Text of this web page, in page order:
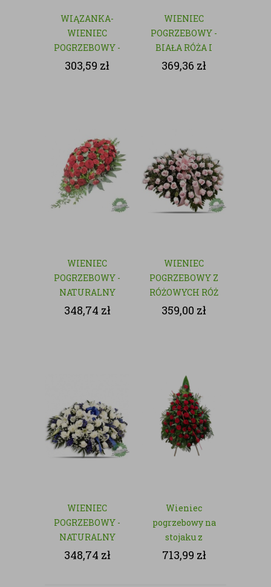
WIĄZANKA-
WIENIEC
POGRZEBOWY -
NATURALNY
303,59 zł
WIENIEC
POGRZEBOWY -
BIAŁA RÓŻA I
GOŹDZIK
369,36 zł
WIENIEC
POGRZEBOWY -
NATURALNY
348,74 zł
WIENIEC
POGRZEBOWY Z
RÓŻOWYCH RÓŻ
- NATURALNY
359,00 zł
WIENIEC
POGRZEBOWY -
NATURALNY
348,74 zł
Wieniec
pogrzebowy na
stojaku z
czerwonych róż
713,99 zł